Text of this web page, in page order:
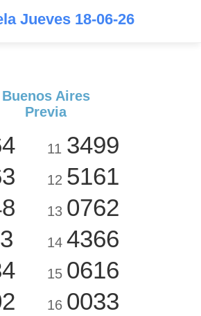
Jueves 18-06-26
Buenos Aires
Previa
11 3499
12 5161
13 0762
14 4366
15 0616
16 0033